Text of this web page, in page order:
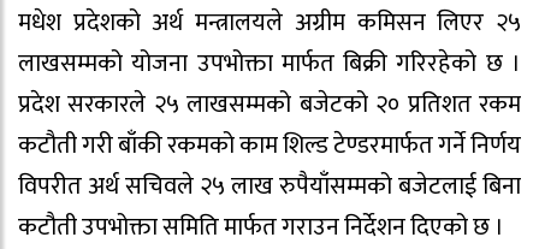
मधेश प्रदेशको अर्थ मन्त्रालयले अग्रीम कमिसन लिएर २५
लाखसम्मको योजना उपभोक्ता मार्फत बिक्री गरिरहेको छ ।
प्रदेश सरकारले २५ लाखसम्मको बजेटको २० प्रतिशत रकम
कटौती गरी बाँकी रकमको काम शिल्ड टेण्डरमार्फत गर्ने निर्णय
विपरीत अर्थ सचिवले २५ लाख रुपैयाँसम्मको बजेटलाई बिना
कटौती उपभोक्ता समिति मार्फत गराउन निर्देशन दिएको छ ।